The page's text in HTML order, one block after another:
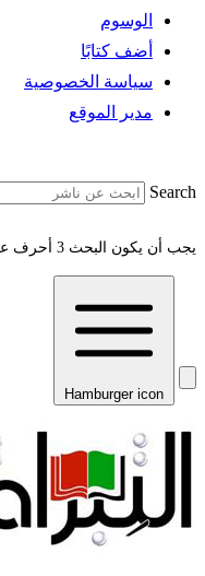
الوسوم
أضف كتابًا
سياسة الخصوصية
مدير الموقع
Search
يجب أن يكون البحث 3 أحرف على الأقل
Hamburger icon